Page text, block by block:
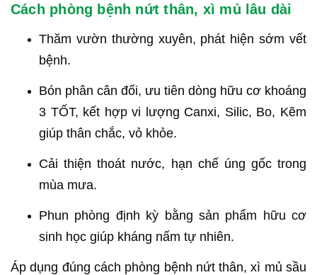
Cách phòng bệnh nứt thân, xì mủ lâu dài
Thăm vườn thường xuyên, phát hiện sớm vết
bệnh.
Bón phân cân đối, ưu tiên dòng hữu cơ khoáng
3 TỐT, kết hợp vi lượng Canxi, Silic, Bo, Kẽm
giúp thân chắc, vỏ khỏe.
Cải thiện thoát nước, hạn chế úng gốc trong
mùa mưa.
Phun phòng định kỳ bằng sản phẩm hữu cơ
sinh học giúp kháng nấm tự nhiên.
Áp dụng đúng cách phòng bệnh nứt thân, xì mủ sầu